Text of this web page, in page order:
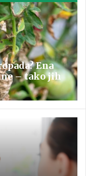
Ena
– tako jih